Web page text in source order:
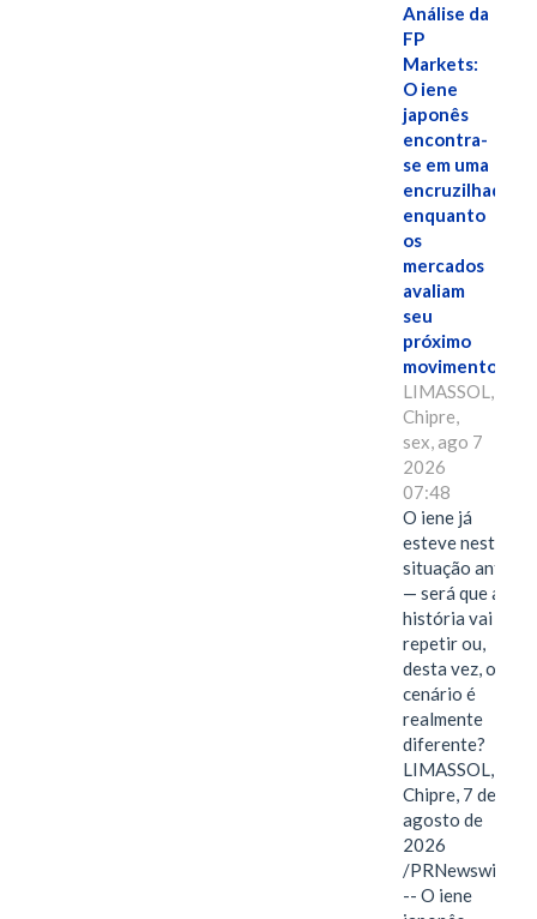
Análise da
FP
Markets:
O iene
japonês
encontra-
se em uma
encruzilhada
enquanto
os
mercados
avaliam
seu
próximo
movimento.
LIMASSOL,
Chipre,
sex, ago 7
2026
07:48
O iene já
esteve nesta
situação antes
— será que a
história vai se
repetir ou,
desta vez, o
cenário é
realmente
diferente?
LIMASSOL,
Chipre, 7 de
agosto de
2026
/PRNewswire/
-- O iene